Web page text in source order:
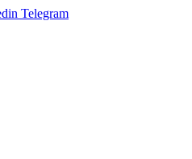
Telegram